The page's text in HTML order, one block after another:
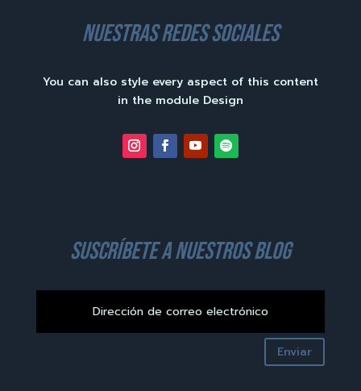
nuestras redes sociales
You can also style every aspect of this content
in the module Design
suscríbete a nuestros blog
Enviar